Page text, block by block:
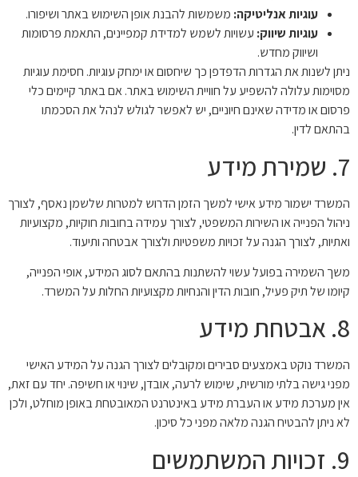
עוגיות אנליטיקה: משמשות להבנת אופן השימוש באתר ושיפורו.
עוגיות שיווק: עשויות לשמש למדידת קמפיינים, התאמת פרסומות
ושיווק מחדש.
ניתן לשנות את הגדרות הדפדפן כך שיחסום או ימחק עוגיות. חסימת עוגיות
מסוימות עלולה להשפיע על חוויית השימוש באתר. אם באתר קיימים כלי
פרסום או מדידה שאינם חיוניים, יש לאפשר לגולש לנהל את הסכמתו
בהתאם לדין.
7. שמירת מידע
המשרד ישמור מידע אישי למשך הזמן הדרוש למטרות שלשמן נאסף, לצורך
ניהול הפנייה או השירות המשפטי, לצורך עמידה בחובות חוקיות, מקצועיות
ואתיות, לצורך הגנה על זכויות משפטיות ולצורך אבטחה ותיעוד.
משך השמירה בפועל עשוי להשתנות בהתאם לסוג המידע, אופי הפנייה,
קיומו של תיק פעיל, חובות הדין והנחיות מקצועיות החלות על המשרד.
8. אבטחת מידע
המשרד נוקט באמצעים סבירים ומקובלים לצורך הגנה על המידע האישי
מפני גישה בלתי מורשית, שימוש לרעה, אובדן, שינוי או חשיפה. יחד עם זאת,
אין מערכת מידע או העברת מידע באינטרנט המאובטחת באופן מוחלט, ולכן
לא ניתן להבטיח הגנה מלאה מפני כל סיכון.
9. זכויות המשתמשים